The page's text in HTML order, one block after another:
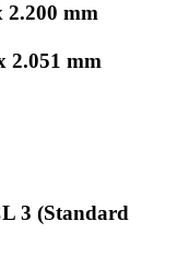
2.200 mm
2.051 mm
3 (Standard